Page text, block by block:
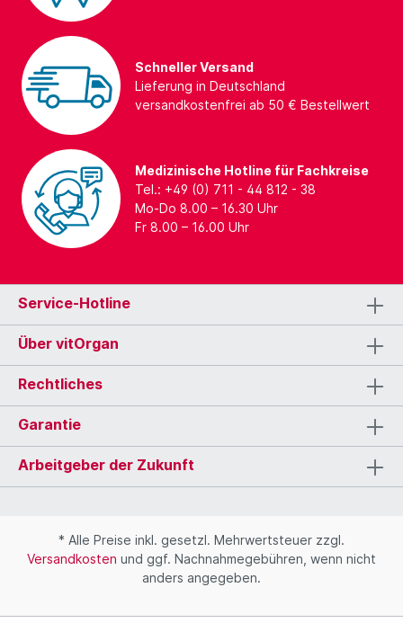
Schneller Versand
Lieferung in Deutschland
versandkostenfrei ab 50 € Bestellwert
Medizinische Hotline für Fachkreise
Tel.: +49 (0) 711 - 44 812 - 38
Mo-Do 8.00 – 16.30 Uhr
Fr 8.00 – 16.00 Uhr
Service-Hotline
Über vitOrgan
Rechtliches
Garantie
Arbeitgeber der Zukunft
* Alle Preise inkl. gesetzl. Mehrwertsteuer zzgl.
Versandkosten und ggf. Nachnahmegebühren, wenn nicht
anders angegeben.